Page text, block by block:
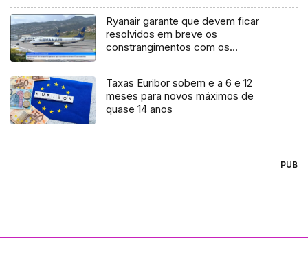
Ryanair garante que devem ficar
resolvidos em breve os
constrangimentos com os
Taxas Euribor sobem e a 6 e 12
meses para novos máximos de
quase 14 anos
PUB